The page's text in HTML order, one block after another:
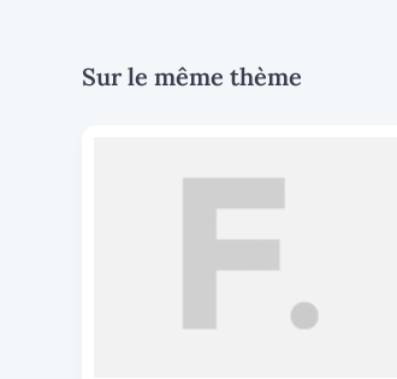
Sur le même thème